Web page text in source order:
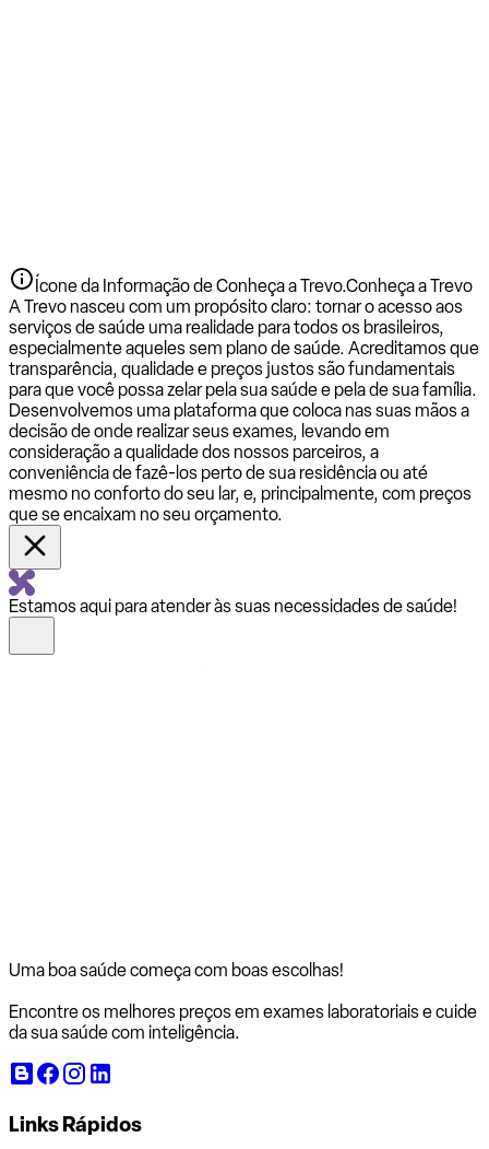
Ícone da Informação de Conheça a Trevo.Conheça a Trevo
A Trevo nasceu com um propósito claro: tornar o acesso aos
serviços de saúde uma realidade para todos os brasileiros,
especialmente aqueles sem plano de saúde. Acreditamos que
transparência, qualidade e preços justos são fundamentais
para que você possa zelar pela sua saúde e pela de sua família.
Desenvolvemos uma plataforma que coloca nas suas mãos a
decisão de onde realizar seus exames, levando em
consideração a qualidade dos nossos parceiros, a
conveniência de fazê-los perto de sua residência ou até
mesmo no conforto do seu lar, e, principalmente, com preços
que se encaixam no seu orçamento.
Estamos aqui para atender às suas necessidades de saúde!
Uma boa saúde começa com boas escolhas!
Encontre os melhores preços em exames laboratoriais e cuide
da sua saúde com inteligência.
Links Rápidos